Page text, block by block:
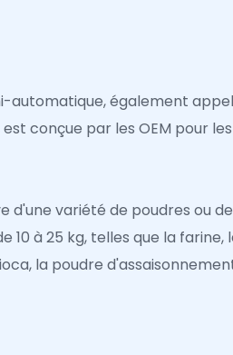
automatique, également
conçue par les OEM pour les
d'une variété de poudres ou de
à 25 kg, telles que la farine,
la poudre